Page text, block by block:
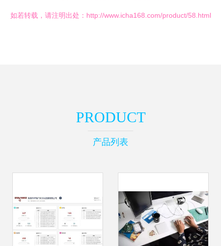
如若转载，请注明出处：http://www.icha168.com/product/58.html
PRODUCT
产品列表